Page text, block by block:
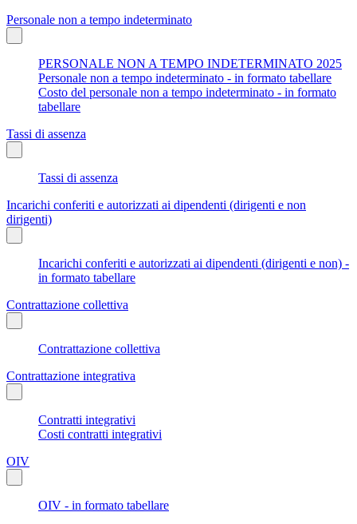
Personale non a tempo indeterminato
PERSONALE NON A TEMPO INDETERMINATO 2025
Personale non a tempo indeterminato - in formato tabellare
Costo del personale non a tempo indeterminato - in formato
tabellare
Tassi di assenza
Tassi di assenza
Incarichi conferiti e autorizzati ai dipendenti (dirigenti e non
dirigenti)
Incarichi conferiti e autorizzati ai dipendenti (dirigenti e non) -
in formato tabellare
Contrattazione collettiva
Contrattazione collettiva
Contrattazione integrativa
Contratti integrativi
Costi contratti integrativi
OIV
OIV - in formato tabellare